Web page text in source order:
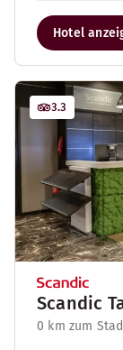
Hotel
3.3
Scandic
0 km zum